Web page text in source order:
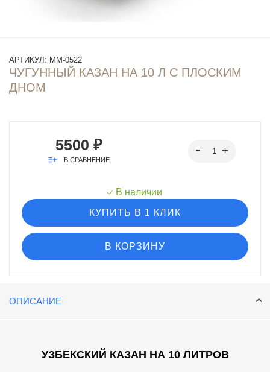
АРТИКУЛ: ММ-0522
ЧУГУННЫЙ КАЗАН НА 10 Л С ПЛОСКИМ
ДНОМ
5500 ₽
В СРАВНЕНИЕ
В наличии
КУПИТЬ В 1 КЛИК
В КОРЗИНУ
ОПИСАНИЕ
УЗБЕКСКИЙ КАЗАН НА 10 ЛИТРОВ